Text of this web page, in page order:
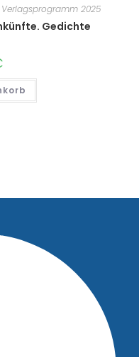
Verlagsprogramm 2025
Gedichte